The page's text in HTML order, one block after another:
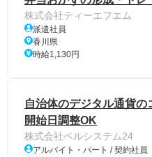
株式会社ティーエフエム
派遣社員
香川県
時給1,130円
自治体のデジタル通貨
開始日調整OK
株式会社ベルシステム24
アルバイト・パート / 契約社員